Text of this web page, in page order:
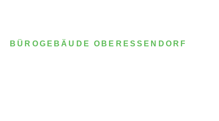
BÜROGEBÄUDE OBERESSENDORF